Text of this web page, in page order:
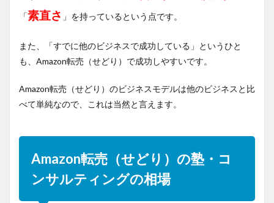
「素直さ 」を持っているという点です。
また、「すでに他のビジネスで成功している」というひと
も、Amazon転売（せどり）で成功しやすいです。
Amazon転売（せどり）のビジネスモデルは他のビジネスと比
べて単純なので、これは当然と言えます。
Amazon転売（せどり）の塾・コ
ンサルティングの相場